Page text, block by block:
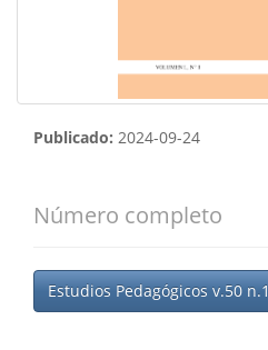
Publicado: 2024-09-24
Número completo
Estudios Pedagógicos v.50 n.1